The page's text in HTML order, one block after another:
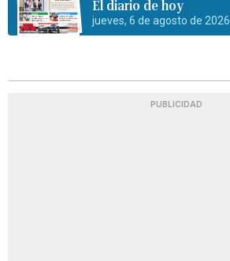
El diario de hoy
jueves, 6 de agosto de 2026
PUBLICIDAD